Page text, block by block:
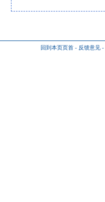
回到本页页首 - 反馈意见 -